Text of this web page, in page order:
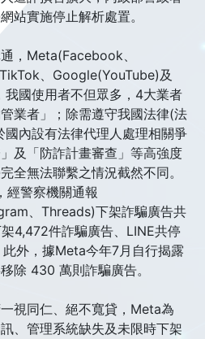
站實施停止解析處置。
，Meta(Facebook、
、Google(YouTube)及
我國使用者不但眾多，4大業者
業者」；除需遵守我國法律(法
內設有法律代理人處理相關爭
及「防詐計畫審查」等高強度
全無法聯繫之情況截然不同。
經警察機關通報
、Threads)下架詐騙廣告共
4,472件詐騙廣告、LINE共停
外，據Meta今年7月自行揭露
除 430 萬則詐騙廣告。
視同仁、絕不寬貸，Meta為
、管理系統缺失及未限時下架